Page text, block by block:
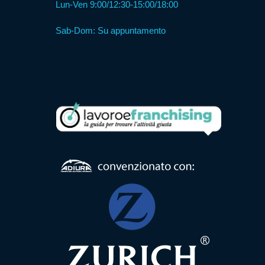
Lun-Ven 9:00/12:30-15:00/18:00
Sab-Dom: Su appuntamento